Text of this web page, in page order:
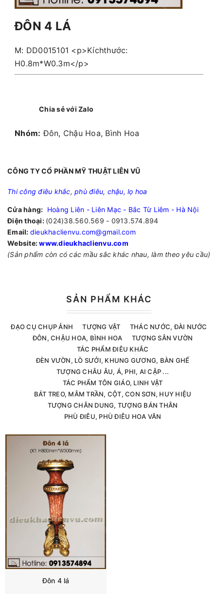
ĐÔN 4 LÁ
M: DD0015101 <p>Kíchthước:
H0.8m*W0.3m</p>
Chia sẻ với Zalo
Nhóm: Đôn, Chậu Hoa, Bình Hoa
CÔNG TY CỔ PHẦN MỸ THUẬT LIÊN VŨ
Thi công điêu khắc, phù điêu, chậu, lọ hoa
Cửa hàng: Hoàng Liên - Liên Mạc - Bắc Từ Liêm - Hà Nội
Điện thoại: (024)38.560.569 - 0913.574.894
Email: dieukhaclienvu.com@gmail.com
Website:www.dieukhaclienvu.com
(Sản phẩm còn có các mầu sắc khác nhau, làm theo yêu cầu)
SẢN PHẨM KHÁC
ĐẠO CỤ CHỤP ẢNH TƯỢNG VẬT
THÁC NƯỚC, ĐÀI NƯỚC
ĐÔN, CHẬU HOA, BÌNH HOA
TƯỢNG SÂN VƯỜN
TÁC PHẨM ĐIÊU KHẮC
ĐÈN VƯỜN, LÒ SƯỞI, KHUNG GƯƠNG, BÀN GHẾ
TƯỢNG CHÂU ÂU, Á, PHI, AI CẬP ...
TÁC PHẨM TÔN GIÁO, LINH VẬT
BÁT TREO, MÂM TRẦN, CỘT, CON SƠN, HUY HIỆU
TƯỢNG CHÂN DUNG, TƯỢNG BÁN THÂN
PHÙ ĐIÊU, PHÙ ĐIÊU HOA VĂN
Đôn 4 lá